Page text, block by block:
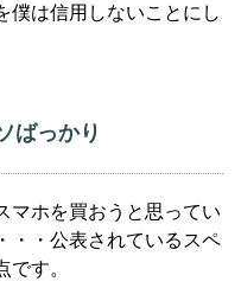
僕は信用しないことにし
ばっかり
マホを買おうと思ってい
・・公表されているスペ
す。